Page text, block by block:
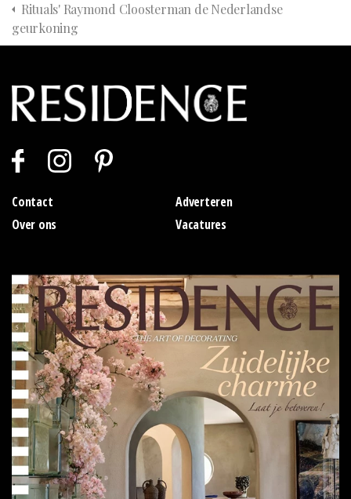
Rituals' Raymond Cloosterman de Nederlandse
geurkoning
Contact
Adverteren
Over ons
Vacatures